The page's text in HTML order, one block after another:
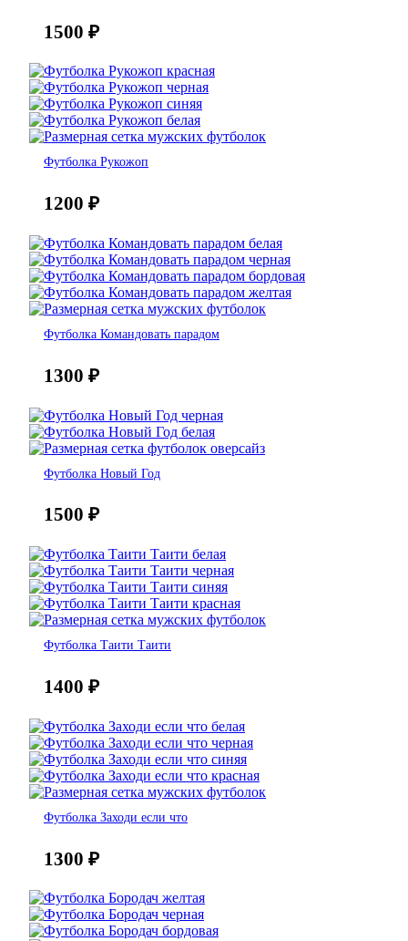
1500 ₽
Футболка Рукожоп
1200 ₽
Футболка Командовать парадом
1300 ₽
Футболка Новый Год
1500 ₽
Футболка Таити Таити
1400 ₽
Футболка Заходи если что
1300 ₽